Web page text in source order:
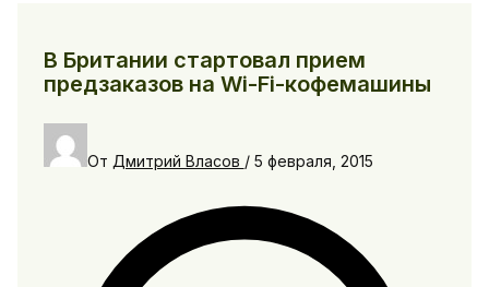
В Британии стартовал прием
предзаказов на Wi-Fi-кофемашины
От Дмитрий Власов / 5 февраля, 2015